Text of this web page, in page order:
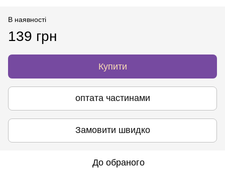
В наявності
139 грн
Купити
оптата частинами
Замовити швидко
До обраного